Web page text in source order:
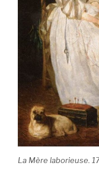
La Mère laborieuse.